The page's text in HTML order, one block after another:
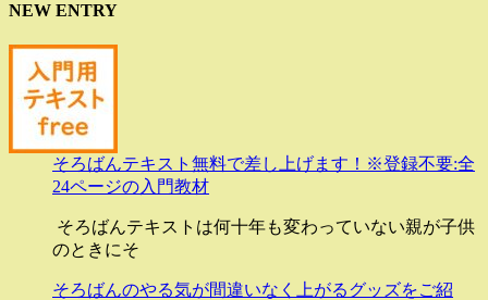
NEW ENTRY
そろばんテキスト無料で差し上げます！※登録不要:全
24ページの入門教材
そろばんテキストは何十年も変わっていない親が子供
のときにそ
そろばんのやる気が間違いなく上がるグッズをご紹